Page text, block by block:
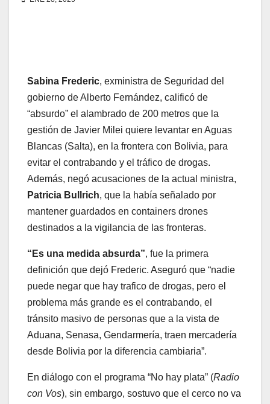
Sabina Frederic, exministra de Seguridad del
gobierno de Alberto Fernández, calificó de
“absurdo” el alambrado de 200 metros que la
gestión de Javier Milei quiere levantar en Aguas
Blancas (Salta), en la frontera con Bolivia, para
evitar el contrabando y el tráfico de drogas.
Además, negó acusaciones de la actual ministra,
Patricia Bullrich, que la había señalado por
mantener guardados en containers drones
destinados a la vigilancia de las fronteras.
“Es una medida absurda”, fue la primera
definición que dejó Frederic. Aseguró que “nadie
puede negar que hay trafico de drogas, pero el
problema más grande es el contrabando, el
tránsito masivo de personas que a la vista de
Aduana, Senasa, Gendarmería, traen mercadería
desde Bolivia por la diferencia cambiaria”.
En diálogo con el programa “No hay plata” (Radio
con Vos), sin embargo, sostuvo que el cerco no va